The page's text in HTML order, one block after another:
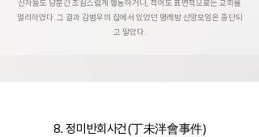
신자들도 당분간 조심스럽게 행동하거나, 적어도 표면적으로는 교회를
멀리하였다. 그 결과 김범우의 집에서 있었던 명례방 신앙모임은 중단되
고 말았다.
8. 정미반회사건(丁未泮會事件)